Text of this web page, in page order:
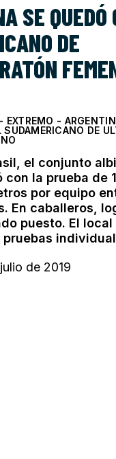
SE QUEDÓ
DE
- EXTREMO -
SUDAMERICANO DE
el conjunto
con la prueba de
por equipo
En caballeros,
puesto. El
pruebas
de 2019